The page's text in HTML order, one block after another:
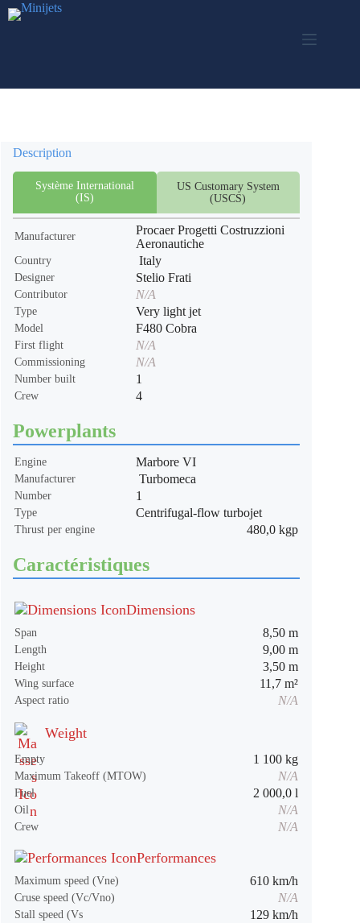
Skip
to
Description
Système International
(IS)
US Customary System
(USCS)
Manufacturer
Procaer Progetti Costruzzioni
Aeronautiche
Country Italy
Designer Stelio Frati
Contributor N/A
Type Very light jet
Model F480 Cobra
First flight N/A
Commissioning N/A
Number built 1
Crew 4
Powerplants
Engine Marbore VI
Manufacturer Turbomeca
Number 1
Type Centrifugal-flow turbojet
Thrust per engine 480,0 kgp
Caractéristiques
Dimensions
Span 8,50 m
Length 9,00 m
Height 3,50 m
Wing surface 11,7 m²
Aspect ratio N/A
Weight
Empty 1 100 kg
Maximum Takeoff (MTOW) N/A
Fuel 2 000,0 l
Oil N/A
Crew N/A
Performances
Maximum speed (Vne) 610 km/h
Cruse speed (Vc/Vno) N/A
Stall speed (Vs 129 km/h